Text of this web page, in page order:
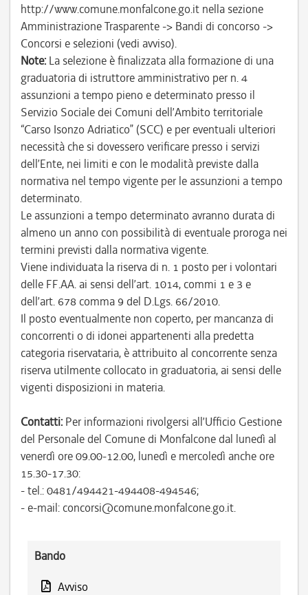
http://www.comune.monfalcone.go.it nella sezione
Amministrazione Trasparente -> Bandi di concorso ->
Concorsi e selezioni (vedi avviso).
Note: La selezione è finalizzata alla formazione di una
graduatoria di istruttore amministrativo per n. 4
assunzioni a tempo pieno e determinato presso il
Servizio Sociale dei Comuni dell’Ambito territoriale
“Carso Isonzo Adriatico” (SCC) e per eventuali ulteriori
necessità che si dovessero verificare presso i servizi
dell’Ente, nei limiti e con le modalità previste dalla
normativa nel tempo vigente per le assunzioni a tempo
determinato.
Le assunzioni a tempo determinato avranno durata di
almeno un anno con possibilità di eventuale proroga nei
termini previsti dalla normativa vigente.
Viene individuata la riserva di n. 1 posto per i volontari
delle FF.AA. ai sensi dell’art. 1014, commi 1 e 3 e
dell’art. 678 comma 9 del D.Lgs. 66/2010.
Il posto eventualmente non coperto, per mancanza di
concorrenti o di idonei appartenenti alla predetta
categoria riservataria, è attribuito al concorrente senza
riserva utilmente collocato in graduatoria, ai sensi delle
vigenti disposizioni in materia.
Contatti: Per informazioni rivolgersi all’Ufficio Gestione
del Personale del Comune di Monfalcone dal lunedì al
venerdì ore 09.00-12.00, lunedì e mercoledì anche ore
15.30-17.30:
- tel.: 0481/494421-494408-494546;
- e-mail: concorsi@comune.monfalcone.go.it.
Bando
Avviso